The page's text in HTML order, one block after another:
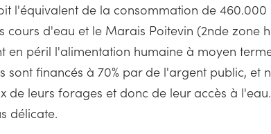
l'équivalent de la consommation de
cours d'eau et le Marais Poitevin (2nde zone
en péril l'alimentation humaine à moyen
sont financés à 70% par de l'argent public,
de leurs forages et donc de leur accès à
délicate.